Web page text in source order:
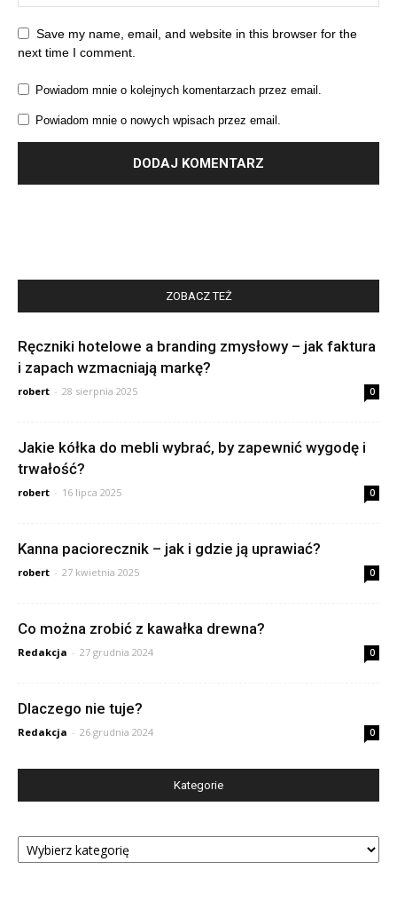
Save my name, email, and website in this browser for the
next time I comment.
Powiadom mnie o kolejnych komentarzach przez email.
Powiadom mnie o nowych wpisach przez email.
ZOBACZ TEŻ
Ręczniki hotelowe a branding zmysłowy – jak faktura
i zapach wzmacniają markę?
robert - 28 sierpnia 2025 0
Jakie kółka do mebli wybrać, by zapewnić wygodę i
trwałość?
robert - 16 lipca 2025 0
Kanna paciorecznik – jak i gdzie ją uprawiać?
robert - 27 kwietnia 2025 0
Co można zrobić z kawałka drewna?
Redakcja - 27 grudnia 2024 0
Dlaczego nie tuje?
Redakcja - 26 grudnia 2024 0
Kategorie
Kategorie